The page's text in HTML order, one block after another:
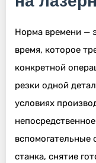
Норма времени —
время, которое
конкретной
резки одной
условиях
вспомогательные
станка, снятие